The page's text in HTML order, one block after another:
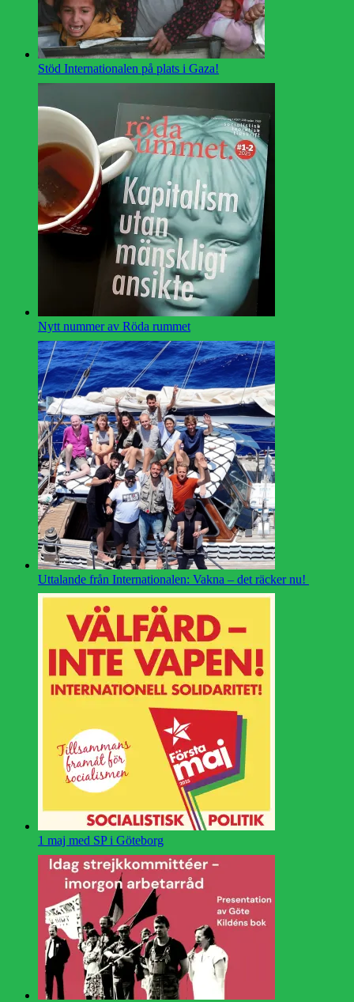
Stöd Internationalen på plats i Gaza!
Nytt nummer av Röda rummet
Uttalande från Internationalen: Vakna – det räcker nu!
1 maj med SP i Göteborg